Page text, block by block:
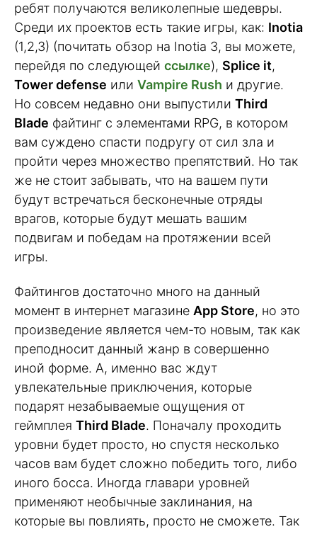
ребят получаются великолепные шедевры.
Среди их проектов есть такие игры, как: Inotia
(1,2,3) (почитать обзор на Inotia 3, вы можете,
перейдя по следующей ссылке), Splice it,
Tower defense или Vampire Rush и другие.
Но совсем недавно они выпустили Third
Blade файтинг с элементами RPG, в котором
вам суждено спасти подругу от сил зла и
пройти через множество препятствий. Но так
же не стоит забывать, что на вашем пути
будут встречаться бесконечные отряды
врагов, которые будут мешать вашим
подвигам и победам на протяжении всей
игры.
Файтингов достаточно много на данный
момент в интернет магазине App Store, но это
произведение является чем-то новым, так как
преподносит данный жанр в совершенно
иной форме. А, именно вас ждут
увлекательные приключения, которые
подарят незабываемые ощущения от
геймплея Third Blade. Поначалу проходить
уровни будет просто, но спустя несколько
часов вам будет сложно победить того, либо
иного босса. Иногда главари уровней
применяют необычные заклинания, на
которые вы повлиять, просто не сможете. Так